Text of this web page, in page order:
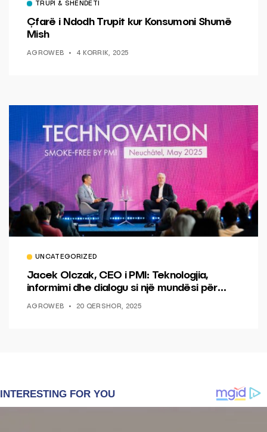
TRUPI & SHËNDETI
Çfarë i Ndodh Trupit kur Konsumoni Shumë
Mish
AGROWEB 4 KORRIK, 2025
UNCATEGORIZED
Jacek Olczak, CEO i PMI: Teknologjia,
informimi dhe dialogu si një mundësi për
AGROWEB 20 QERSHOR, 2025